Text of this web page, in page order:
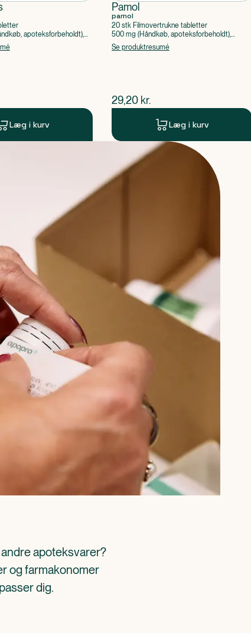
apoteksforbeholdt),
Caffein
pris
Læg i kurv
Pamol
pamol
20 stk Filmovertrukne tabletter
500 mg (Håndkøb, apoteksforbeholdt),
Paracetamol
Se produktresumé
$nuværende pris
29,20 kr.
Læg i kurv
apoteksvarer?
og farmakonomer
dig.